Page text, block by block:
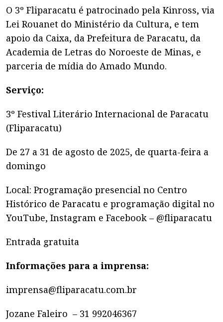
O 3º Fliparacatu é patrocinado pela Kinross, via
Lei Rouanet do Ministério da Cultura, e tem
apoio da Caixa, da Prefeitura de Paracatu, da
Academia de Letras do Noroeste de Minas, e
parceria de mídia do Amado Mundo.
Serviço:
3º Festival Literário Internacional de Paracatu
(Fliparacatu)
De 27 a 31 de agosto de 2025, de quarta-feira a
domingo
Local: Programação presencial no Centro
Histórico de Paracatu e programação digital no
YouTube, Instagram e Facebook – @fliparacatu
Entrada gratuita
Informações para a imprensa:
imprensa@fliparacatu.com.br
Jozane Faleiro – 31 992046367